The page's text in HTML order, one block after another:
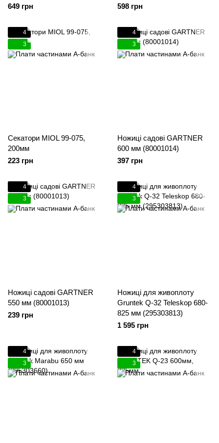
649 грн
598 грн
4
3
Секатори MIOL 99-075,
200мм
223 грн
4
3
Ножиці садові GARTNER
600 мм (80001014)
397 грн
4
3
Ножиці садові GARTNER
550 мм (80001013)
239 грн
4
3
Ножиці для живоплоту
Gruntek Q-32 Teleskop 680-
825 мм (295303813)
1 595 грн
4
3
4
3